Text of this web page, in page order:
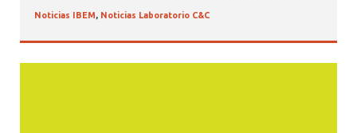
Noticias IBEM, Noticias Laboratorio C&C